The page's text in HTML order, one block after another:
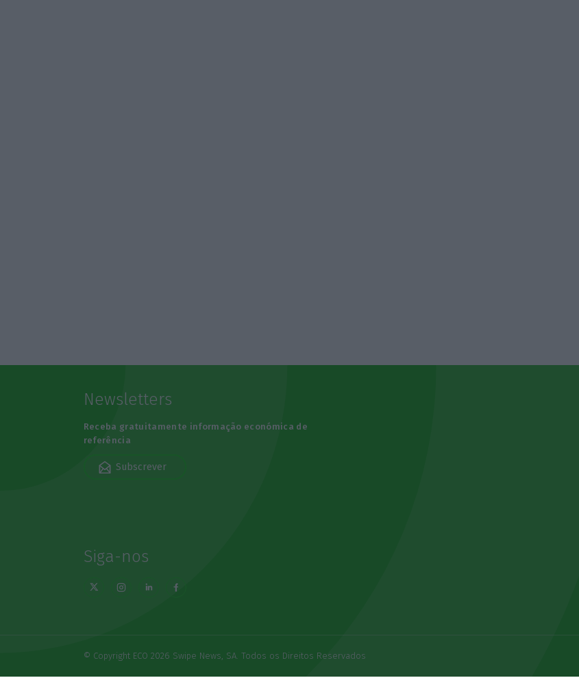
Newsletters
Receba gratuitamente informação económica de
referência
Subscrever
Siga-nos
© Copyright ECO 2026 Swipe News, SA. Todos os Direitos Reservados